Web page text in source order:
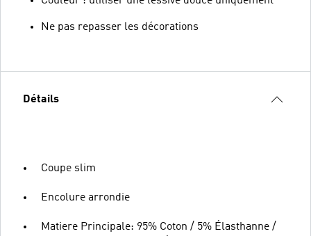
Ne pas repasser les décorations
Détails
Coupe slim
Encolure arrondie
Matiere Principale: 95% Coton / 5% Élasthanne /